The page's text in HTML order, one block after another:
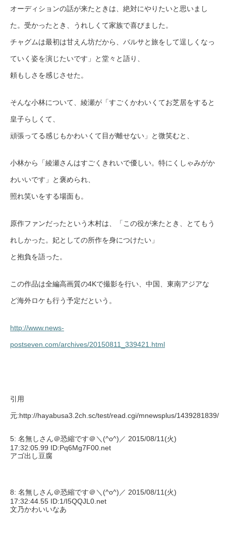
オーディションの話が来たときは、絶対にやりたいと思いまし
た。受かったとき、うれしくて家族で喜びました。
チャグムは最初は甘えん坊だから、バルサと旅をして逞しくなっ
ていく姿を演じたいです」と堂々と語り、
頼もしさを感じさせた。
そんな小林について、綾瀬が「すごくかわいくてお芝居をすると
皇子らしくて、
頑張ってる感じもかわいくて目が離せない」と微笑むと、
小林から「綾瀬さんはすごくきれいで優しい。特にくしゃみがか
わいいです」と褒められ、
照れ笑いをする場面も。
原作ファンだったという木村は、「この役が来たとき、とてもう
れしかった。妃としての所作を身につけたい」
と抱負を語った。
この作品は全編高画質の4Kで撮影を行い、中国、東南アジアな
ど海外ロケも行う予定だという。
http://www.news-
postseven.com/archives/20150811_339421.html
引用
元:http://hayabusa3.2ch.sc/test/read.cgi/mnewsplus/1439281839/
5: 名無しさん＠恐縮です＠＼(^o^)／ 2015/08/11(火)
17:32:05.99 ID:Pq6Mg7F00.net
アゴ出し豆腐
8: 名無しさん＠恐縮です＠＼(^o^)／ 2015/08/11(火)
17:32:44.55 ID:1/I5QQJL0.net
文乃かわいいなあ